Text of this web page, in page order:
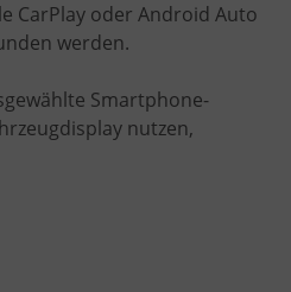
CarPlay oder Android Auto
werden.
Smartphone-
nutzen,